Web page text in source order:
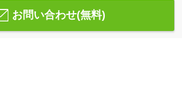
お問い合わせ(無料)